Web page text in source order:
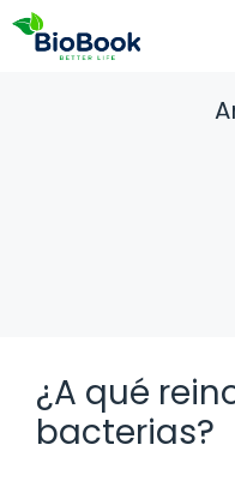
Saltar
¿A qué
bacterias?